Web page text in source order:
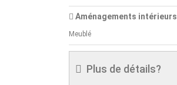
Aménagements intérieurs
Meublé
Plus de détails?